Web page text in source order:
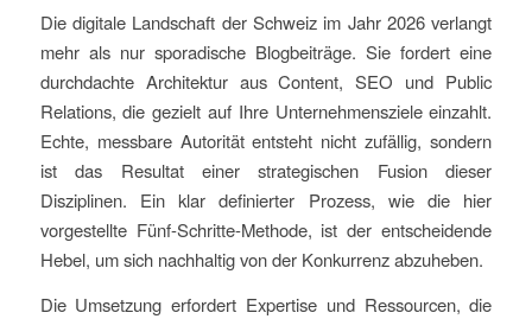
Die digitale Landschaft der Schweiz im Jahr 2026 verlangt
mehr als nur sporadische Blogbeiträge. Sie fordert eine
durchdachte Architektur aus Content, SEO und Public
Relations, die gezielt auf Ihre Unternehmensziele einzahlt.
Echte, messbare Autorität entsteht nicht zufällig, sondern
ist das Resultat einer strategischen Fusion dieser
Disziplinen. Ein klar definierter Prozess, wie die hier
vorgestellte Fünf-Schritte-Methode, ist der entscheidende
Hebel, um sich nachhaltig von der Konkurrenz abzuheben.
Die Umsetzung erfordert Expertise und Ressourcen, die